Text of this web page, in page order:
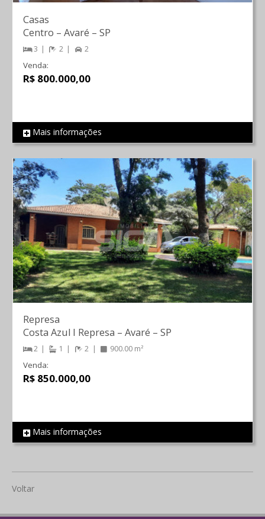
REF 1227
Casas
Centro – Avaré – SP
3 2 2
Venda:
R$ 800.000,00
Mais informações
REF 1309
Represa
Costa Azul I Represa – Avaré – SP
2 1 2 900.00 m²
Venda:
R$ 850.000,00
Mais informações
Voltar